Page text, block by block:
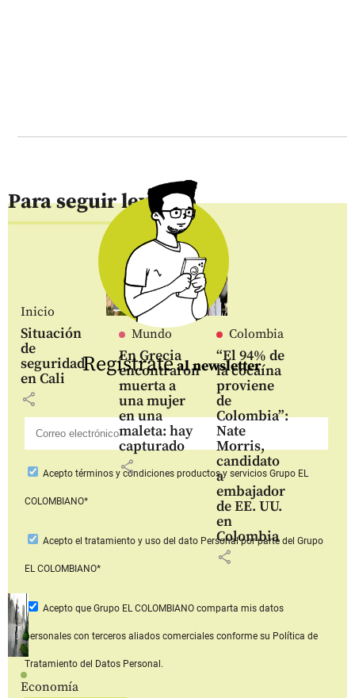
Para seguir leyendo
Inicio
Situación
de
seguridad
en Cali
share
Mundo
En Grecia
encontraron
muerta a
una mujer
en una
maleta: hay
capturado
share
Colombia
“El 94% de
la cocaína
proviene
de
Colombia”:
Nate
Morris,
candidato
a
embajador
de EE. UU.
en
Colombia
share
Economía
Regístrateal newsletter
Aceptotérminos y condiciones productos y serviciosGrupo EL
COLOMBIANO*
Acepto el tratamiento y uso del dato Personalpor parte del Grupo
EL COLOMBIANO*
Acepto que Grupo EL COLOMBIANOcomparta mis datos
personales con terceros aliados comerciales conforme su Política de
Tratamiento del Datos Personal.